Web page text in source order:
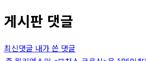
게시판 댓글
최신댓글 내가 쓴 댓글